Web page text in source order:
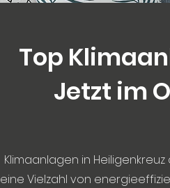
Top
Jetzt im
Klimaanlagen in
eine Vielzahl von